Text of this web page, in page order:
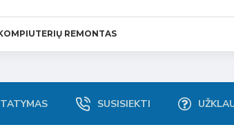
REMONTAS
SUSISIEKTI